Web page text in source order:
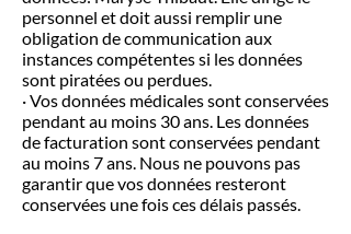
personnel et doit aussi remplir une
obligation de communication aux
instances compétentes si les données
sont piratées ou perdues.
· Vos données médicales sont conservées
pendant au moins 30 ans. Les données
de facturation sont conservées pendant
au moins 7 ans. Nous ne pouvons pas
garantir que vos données resteront
conservées une fois ces délais passés.